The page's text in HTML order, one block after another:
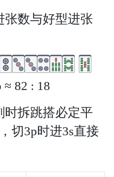
张数与好型进张
82 : 18
时拆跳搭必定平
切3p时进3s直接